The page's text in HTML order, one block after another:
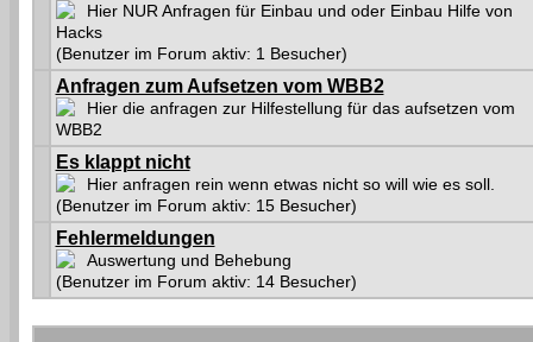
Hier NUR Anfragen für Einbau und oder Einbau Hilfe von
Hacks
(Benutzer im Forum aktiv: 1 Besucher)
Anfragen zum Aufsetzen vom WBB2
Hier die anfragen zur Hilfestellung für das aufsetzen vom
WBB2
Es klappt nicht
Hier anfragen rein wenn etwas nicht so will wie es soll.
(Benutzer im Forum aktiv: 15 Besucher)
Fehlermeldungen
Auswertung und Behebung
(Benutzer im Forum aktiv: 14 Besucher)